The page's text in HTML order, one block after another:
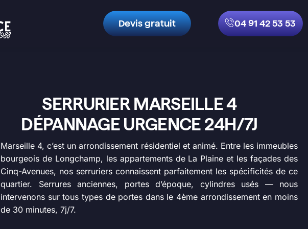
Devis gratuit 04 91 42 53 53
SERRURIER MARSEILLE 4
DÉPANNAGE URGENCE 24H/7J
Marseille 4, c’est un arrondissement résidentiel et animé. Entre les immeubles
bourgeois de Longchamp, les appartements de La Plaine et les façades des
Cinq-Avenues, nos serruriers connaissent parfaitement les spécificités de ce
quartier. Serrures anciennes, portes d’époque, cylindres usés — nous
intervenons sur tous types de portes dans le 4ème arrondissement en moins
de 30 minutes, 7j/7.